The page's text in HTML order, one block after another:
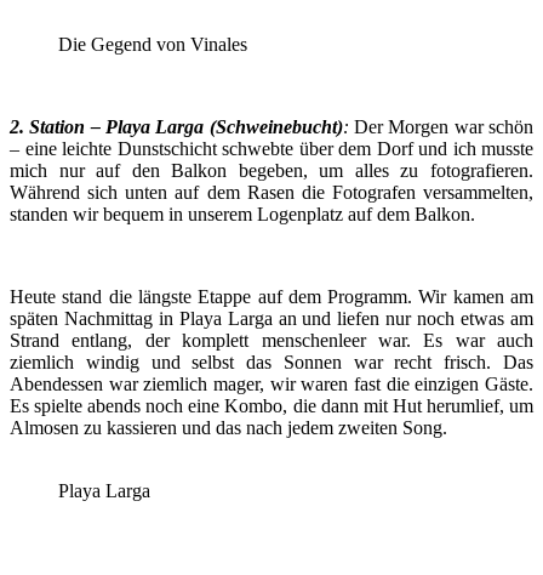
Die Gegend von Vinales
2. Station – Playa Larga (Schweinebucht): Der Morgen war schön
– eine leichte Dunstschicht schwebte über dem Dorf und ich musste
mich nur auf den Balkon begeben, um alles zu fotografieren.
Während sich unten auf dem Rasen die Fotografen versammelten,
standen wir bequem in unserem Logenplatz auf dem Balkon.
Heute stand die längste Etappe auf dem Programm. Wir kamen am
späten Nachmittag in Playa Larga an und liefen nur noch etwas am
Strand entlang, der komplett menschenleer war. Es war auch
ziemlich windig und selbst das Sonnen war recht frisch. Das
Abendessen war ziemlich mager, wir waren fast die einzigen Gäste.
Es spielte abends noch eine Kombo, die dann mit Hut herumlief, um
Almosen zu kassieren und das nach jedem zweiten Song.
Playa Larga